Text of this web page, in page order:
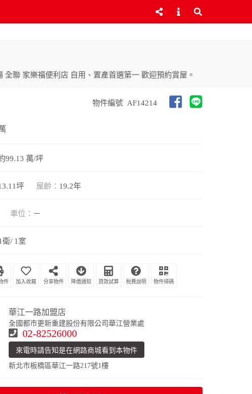
聯 家樂福便利店 自用、置產首選第一 歡迎預約賞屋。
物件編號 AF14214
99.13 萬/坪
坪 屋齡： 19.2年
車位： －
衛/ 1室
件 分享物件 降價通知 貸款試算 稅費說明 物件掃碼
華江一路加盟店
全國都市更新重建股份有限公司華江營業處
02-82526000
來電時請告知是在網路商城看到本物件
新北市板橋區華江一路217號1樓